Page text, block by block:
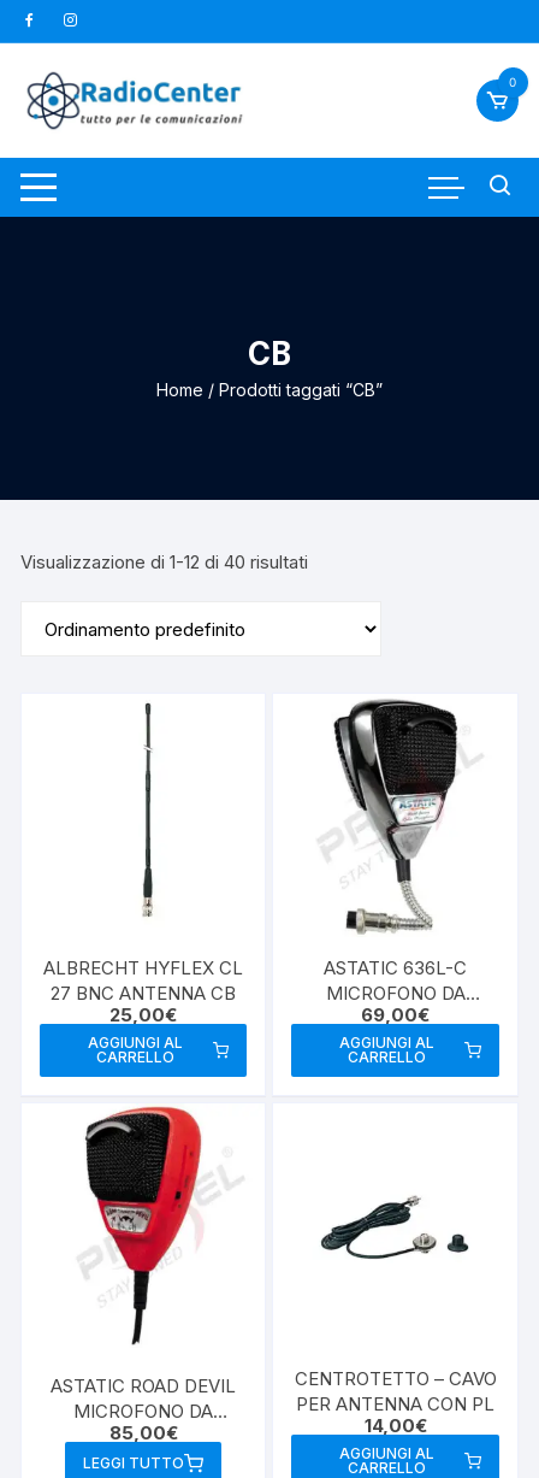
al
contenuto
0
CB
Home / Prodotti taggati “CB”
Visualizzazione di 1-12 di 40 risultati
ALBRECHT HYFLEX CL
27 BNC ANTENNA CB
25,00€
AGGIUNGI AL
CARRELLO
ASTATIC 636L-C
MICROFONO DA
PALMO CB
69,00€
AGGIUNGI AL
CARRELLO
ASTATIC ROAD DEVIL
MICROFONO DA
PALMO CB
85,00€
LEGGI TUTTO
CENTROTETTO – CAVO
PER ANTENNA CON PL
14,00€
AGGIUNGI AL
CARRELLO